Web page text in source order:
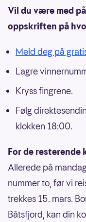
Vil du være med
oppskriften på
Meld deg på
Lagre
Kryss fingrene.
Følg
klokken 18:00.
For de resterende
Allerede på
nummer to, før vi
trekkes 15. mars.
Båtsfjord, kan din